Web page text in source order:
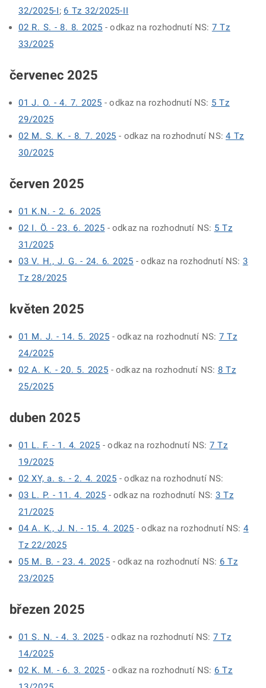
32/2025-I; 6 Tz 32/2025-II
02 R. S. - 8. 8. 2025 - odkaz na rozhodnutí NS: 7 Tz
33/2025
červenec 2025
01 J. O. - 4. 7. 2025 - odkaz na rozhodnutí NS: 5 Tz
29/2025
02 M. S. K. - 8. 7. 2025 - odkaz na rozhodnutí NS:4 Tz
30/2025
červen 2025
01 K.N. - 2. 6. 2025
02 I. Ö. - 23. 6. 2025 - odkaz na rozhodnutí NS: 5 Tz
31/2025
03 V. H., J. G. - 24. 6. 2025 - odkaz na rozhodnutí NS: 3
Tz 28/2025
květen 2025
01 M. J. - 14. 5. 2025 - odkaz na rozhodnutí NS: 7 Tz
24/2025
02 A. K. - 20. 5. 2025 - odkaz na rozhodnutí NS: 8 Tz
25/2025
duben 2025
01 L. F. - 1. 4. 2025 - odkaz na rozhodnutí NS: 7 Tz
19/2025
02 XY, a. s. - 2. 4. 2025 - odkaz na rozhodnutí NS:
03 L. P. - 11. 4. 2025 - odkaz na rozhodnutí NS: 3 Tz
21/2025
04 A. K., J. N. - 15. 4. 2025 - odkaz na rozhodnutí NS: 4
Tz 22/2025
05 M. B. - 23. 4. 2025 - odkaz na rozhodnutí NS: 6 Tz
23/2025
březen 2025
01 S. N. - 4. 3. 2025 - odkaz na rozhodnutí NS: 7 Tz
14/2025
02 K. M. - 6. 3. 2025 - odkaz na rozhodnutí NS: 6 Tz